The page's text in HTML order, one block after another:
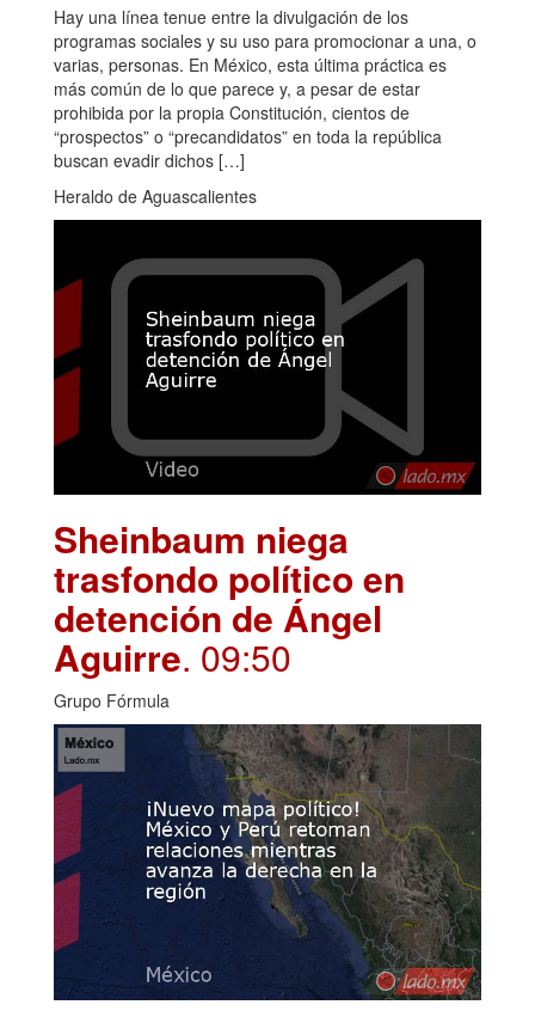
Hay una línea tenue entre la divulgación de los
programas sociales y su uso para promocionar a una, o
varias, personas. En México, esta última práctica es
más común de lo que parece y, a pesar de estar
prohibida por la propia Constitución, cientos de
“prospectos” o “precandidatos” en toda la república
buscan evadir dichos […]
Heraldo de Aguascalientes
Sheinbaum niega
trasfondo político en
detención de Ángel
Aguirre. 09:50
Grupo Fórmula